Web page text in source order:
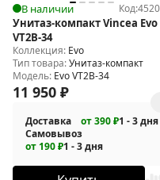
В наличии Код:
Унитаз-компакт Vincea Evo
VT2B-34
Коллекция: Evo
Тип товара:Унитаз-компакт
Модель: Evo VT2B-34
11 950 ₽
Доставка от 390 ₽1 - 3 дня
Самовывоз
от 190 ₽1 - 3 дня